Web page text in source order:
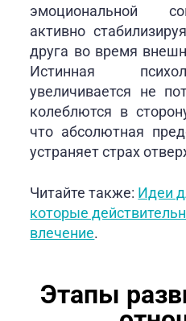
эмоциональной
активно
друга во время
Истинная
увеличивается не
колеблются в
что абсолютная
устраняет страх
Читайте также: Идеи
которые
влечение.
Этапы